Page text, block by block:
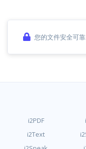
您的文件安全可
i2PDF
i2Text